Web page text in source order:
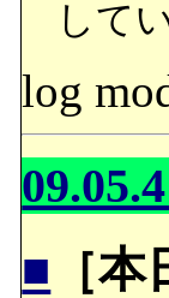
して
log
■ ［